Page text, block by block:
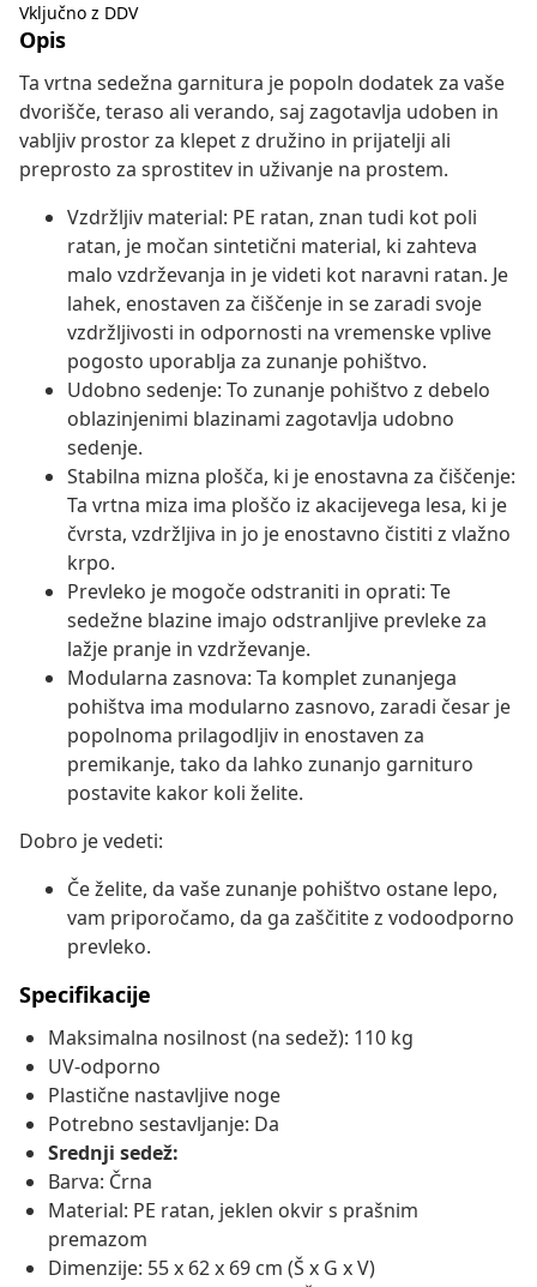
Vključno z DDV
Opis
Ta vrtna sedežna garnitura je popoln dodatek za vaše
dvorišče, teraso ali verando, saj zagotavlja udoben in
vabljiv prostor za klepet z družino in prijatelji ali
preprosto za sprostitev in uživanje na prostem.
Vzdržljiv material: PE ratan, znan tudi kot poli
ratan, je močan sintetični material, ki zahteva
malo vzdrževanja in je videti kot naravni ratan. Je
lahek, enostaven za čiščenje in se zaradi svoje
vzdržljivosti in odpornosti na vremenske vplive
pogosto uporablja za zunanje pohištvo.
Udobno sedenje: To zunanje pohištvo z debelo
oblazinjenimi blazinami zagotavlja udobno
sedenje.
Stabilna mizna plošča, ki je enostavna za čiščenje:
Ta vrtna miza ima ploščo iz akacijevega lesa, ki je
čvrsta, vzdržljiva in jo je enostavno čistiti z vlažno
krpo.
Prevleko je mogoče odstraniti in oprati: Te
sedežne blazine imajo odstranljive prevleke za
lažje pranje in vzdrževanje.
Modularna zasnova: Ta komplet zunanjega
pohištva ima modularno zasnovo, zaradi česar je
popolnoma prilagodljiv in enostaven za
premikanje, tako da lahko zunanjo garnituro
postavite kakor koli želite.
Dobro je vedeti:
Če želite, da vaše zunanje pohištvo ostane lepo,
vam priporočamo, da ga zaščitite z vodoodporno
prevleko.
Specifikacije
Maksimalna nosilnost (na sedež): 110 kg
UV-odporno
Plastične nastavljive noge
Potrebno sestavljanje: Da
Srednji sedež:
Barva: Črna
Material: PE ratan, jeklen okvir s prašnim
premazom
Dimenzije: 55 x 62 x 69 cm (Š x G x V)